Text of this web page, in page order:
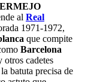
al Real
1971-1972,
que compite
Barcelona
otros cadetes
batuta precisa de